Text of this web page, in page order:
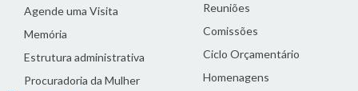
Agende uma Visita
Memória
Estrutura administrativa
Procuradoria da Mulher
Reuniões
Comissões
Ciclo Orçamentário
Homenagens